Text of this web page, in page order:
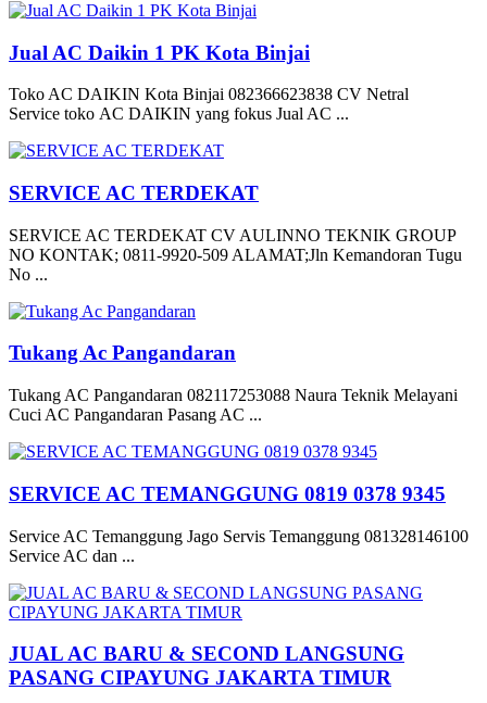
Jual AC Daikin 1 PK Kota Binjai
Toko AC DAIKIN Kota Binjai 082366623838 CV Netral
Service toko AC DAIKIN yang fokus Jual AC ...
SERVICE AC TERDEKAT
SERVICE AC TERDEKAT CV AULINNO TEKNIK GROUP
NO KONTAK; 0811-9920-509 ALAMAT;Jln Kemandoran Tugu
No ...
Tukang Ac Pangandaran
Tukang AC Pangandaran 082117253088 Naura Teknik Melayani
Cuci AC Pangandaran Pasang AC ...
SERVICE AC TEMANGGUNG 0819 0378 9345
Service AC Temanggung Jago Servis Temanggung 081328146100
Service AC dan ...
JUAL AC BARU & SECOND LANGSUNG
PASANG CIPAYUNG JAKARTA TIMUR